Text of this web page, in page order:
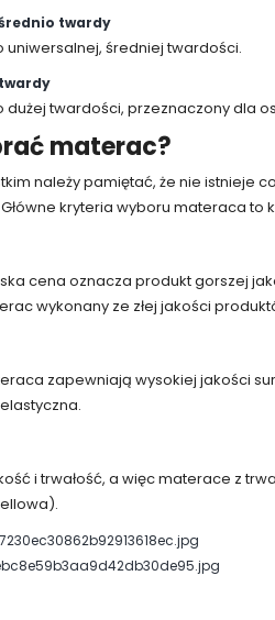
twardy
uniwersalnej, średniej twardości.
dużej twardości, przeznaczony dla
materac?
należy pamiętać, że nie istnieje
kryteria wyboru materaca to
cena oznacza produkt gorszej
wykonany ze złej jakości
zapewniają wysokiej jakości
i trwałość, a więc materace z